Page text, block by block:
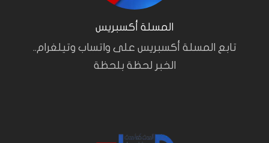
المسلة أكسبريس
تابع المسلة أكسبريس على واتساب وتيلغرام..
الخبر لحظة بلحظة